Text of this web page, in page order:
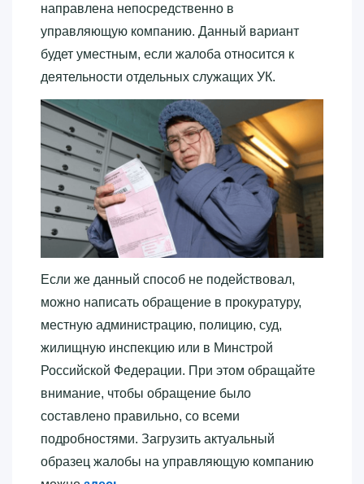
направлена непосредственно в
управляющую компанию. Данный вариант
будет уместным, если жалоба относится к
деятельности отдельных служащих УК.
Если же данный способ не подействовал,
можно написать обращение в прокуратуру,
местную администрацию, полицию, суд,
жилищную инспекцию или в Минстрой
Российской Федерации. При этом обращайте
внимание, чтобы обращение было
составлено правильно, со всеми
подробностями. Загрузить актуальный
образец жалобы на управляющую компанию